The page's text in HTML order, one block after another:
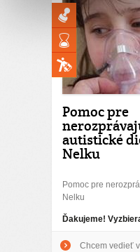
Pomoc pre
autistické
Nelku
Pomoc pre
Nelku
Ďakujeme!
Chcem vedieť